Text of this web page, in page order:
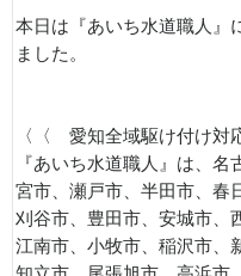
本日は『あいち水道職人』
ました。
〈〈 愛知全域駆け付け
『あいち水道職人』は、
宮市、瀬戸市、半田市、春
刈谷市、豊田市、安城市、
江南市、小牧市、稲沢市、